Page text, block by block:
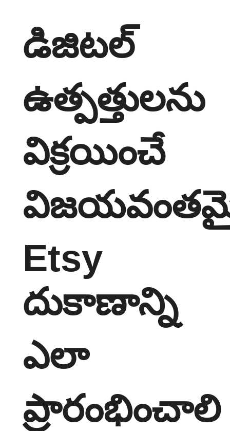
డిజిటల్
ఉత్పత్తులను
విక్రయించే
Etsy
దుకాణాన్ని
ఎలా
ప్రారంభించాలి